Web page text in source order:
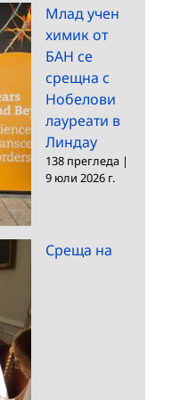
Млад учен
химик от
БАН се
срещна с
Нобелови
лауреати в
Линдау
138 прегледа |
9 юли 2026 г.
Среща на